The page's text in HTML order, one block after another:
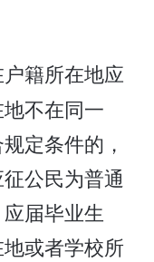
籍所在地应
不在同一
定条件的，
公民为普通
届毕业生
或者学校所